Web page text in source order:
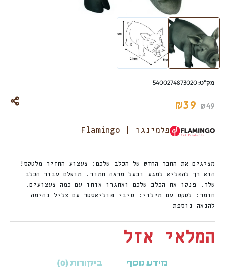
מק"ט:5400274873020
₪49
₪39
פלמינגו | Flamingo
מציגים את החבר החדש של הכלב שלכם: צעצוע החזיר מלטקס!
הוא רך להפליא למגע ובעל מראה חמוד. מושלם עבור הכלב
שלך. פנקו את הכלב שלכם ואתגרו אותו עם כמה צעצועים.
חומר: לטקס עם מילוי: סיבי פוליאסטר עם צליל נהימה
להנאה נוספת
המלאי אזל
מידע נוסף ביקורות (0)